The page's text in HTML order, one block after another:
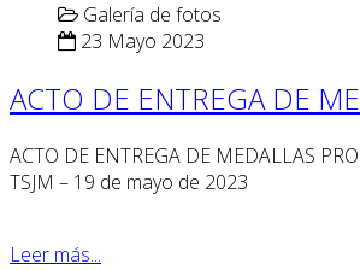
Galería de fotos
23 Mayo 2023
ACTO DE ENTREGA DE
ACTO DE ENTREGA DE MEDALLAS
TSJM – 19 de mayo de 2023
Leer más...